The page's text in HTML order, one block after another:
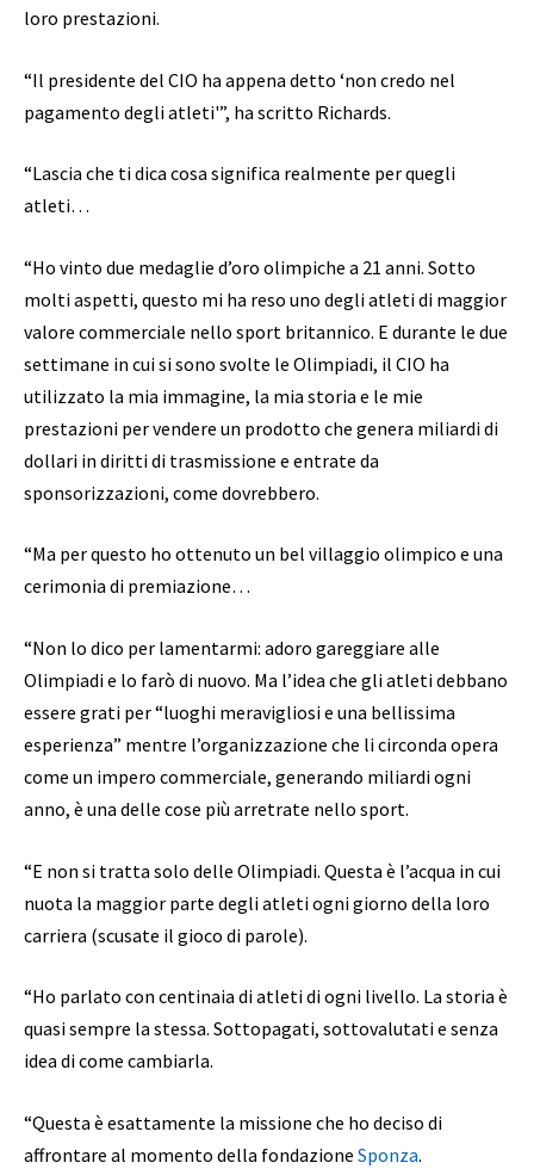
loro prestazioni.
“Il presidente del CIO ha appena detto ‘non credo nel
pagamento degli atleti'”, ha scritto Richards.
“Lascia che ti dica cosa significa realmente per quegli
atleti…
“Ho vinto due medaglie d’oro olimpiche a 21 anni. Sotto
molti aspetti, questo mi ha reso uno degli atleti di maggior
valore commerciale nello sport britannico. E durante le due
settimane in cui si sono svolte le Olimpiadi, il CIO ha
utilizzato la mia immagine, la mia storia e le mie
prestazioni per vendere un prodotto che genera miliardi di
dollari in diritti di trasmissione e entrate da
sponsorizzazioni, come dovrebbero.
“Ma per questo ho ottenuto un bel villaggio olimpico e una
cerimonia di premiazione…
“Non lo dico per lamentarmi: adoro gareggiare alle
Olimpiadi e lo farò di nuovo. Ma l’idea che gli atleti debbano
essere grati per “luoghi meravigliosi e una bellissima
esperienza” mentre l’organizzazione che li circonda opera
come un impero commerciale, generando miliardi ogni
anno, è una delle cose più arretrate nello sport.
“E non si tratta solo delle Olimpiadi. Questa è l’acqua in cui
nuota la maggior parte degli atleti ogni giorno della loro
carriera (scusate il gioco di parole).
“Ho parlato con centinaia di atleti di ogni livello. La storia è
quasi sempre la stessa. Sottopagati, sottovalutati e senza
idea di come cambiarla.
“Questa è esattamente la missione che ho deciso di
affrontare al momento della fondazione Sponza.